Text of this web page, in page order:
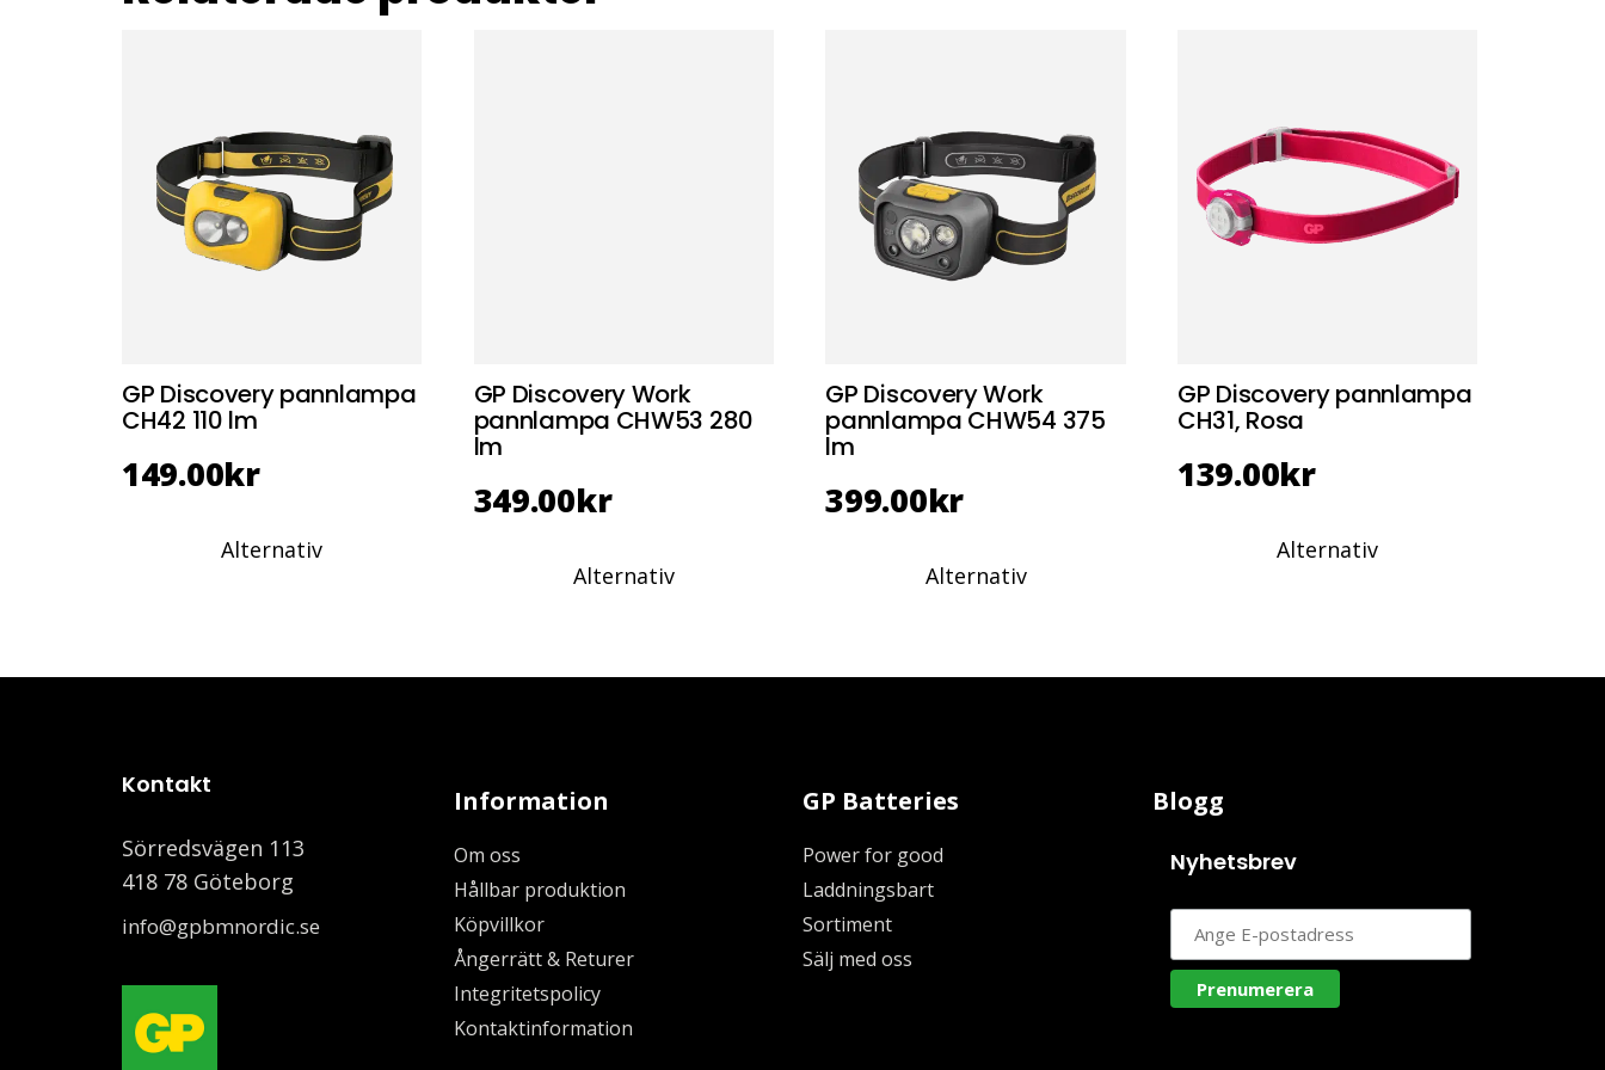
GP Discovery pannlampa
CH42 110 lm
149.00kr
Alternativ
GP Discovery Work
pannlampa CHW53 280
lm
349.00kr
Alternativ
GP Discovery Work
pannlampa CHW54 375
lm
399.00kr
Alternativ
GP Discovery pannlampa
CH31, Rosa
139.00kr
Alternativ
Kontakt
Sörredsvägen 113
418 78 Göteborg
info@gpbmnordic.se
Information
Om oss
Hållbar produktion
Köpvillkor
Ångerrätt & Returer
Integritetspolicy
Kontaktinformation
GP Batteries
Power for good
Laddningsbart
Sortiment
Sälj med oss
Blogg
Nyhetsbrev